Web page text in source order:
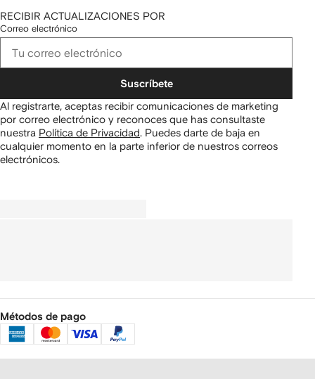
RECIBIR ACTUALIZACIONES POR
Correo electrónico
Suscríbete
Al registrarte, aceptas recibir comunicaciones de marketing
por correo electrónico y reconoces que has consultaste
nuestra Política de Privacidad. Puedes darte de baja en
cualquier momento en la parte inferior de nuestros correos
electrónicos.
Métodos de pago